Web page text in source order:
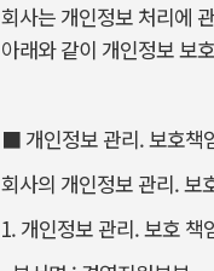
회사는 개인정보 처리에
아래와 같이 개인정보 보
■ 개인정보 관리. 보호책
회사의 개인정보 관리. 보
1. 개인정보 관리. 보호 책